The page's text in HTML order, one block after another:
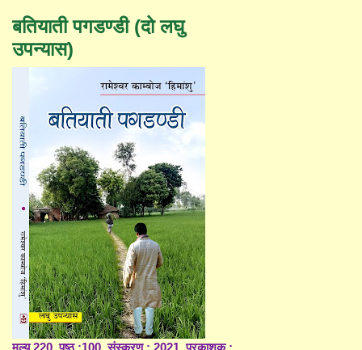
बतियाती पगडण्डी (दो लघु
उपन्यास)